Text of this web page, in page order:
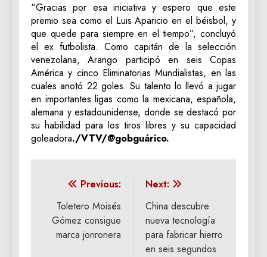
“Gracias por esa iniciativa y espero que este
premio sea como el Luis Aparicio en el béisbol, y
que quede para siempre en el tiempo”, concluyó
el ex futbolista. Como capitán de la selección
venezolana, Arango participó en seis Copas
América y cinco Eliminatorias Mundialistas, en las
cuales anotó 22 goles. Su talento lo llevó a jugar
en importantes ligas como la mexicana, española,
alemana y estadounidense, donde se destacó por
su habilidad para los tiros libres y su capacidad
goleadora./VTV/@gobguárico.
Navegación
de
entradas
Previous:
Toletero Moisés
Gómez consigue
marca jonronera
Next:
China descubre
nueva tecnología
para fabricar hierro
en seis segundos